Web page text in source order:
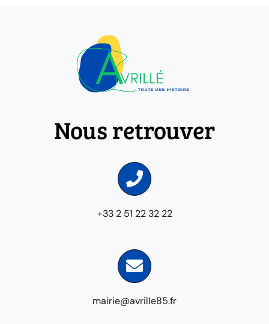
Nous retrouver
+33 2 51 22 32 22
mairie@avrille85.fr